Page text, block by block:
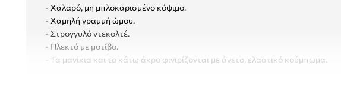
- Χαλαρό, μη μπλοκαρισμένο κόψιμο.
- Χαμηλή γραμμή ώμου.
- Στρογγυλό ντεκολτέ.
- Πλεκτό με μοτίβο.
- Τα μανίκια και το κάτω άκρο φινιρίζονται με άνετο, ελαστικό κούμπωμα.